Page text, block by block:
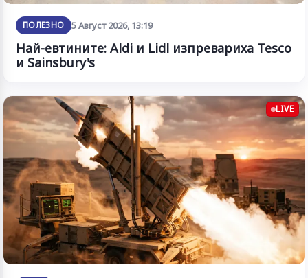
ПОЛЕЗНО 5 Август 2026, 13:19
Най-евтините: Aldi и Lidl изпревариха Tesco
и Sainsbury's
LIVE